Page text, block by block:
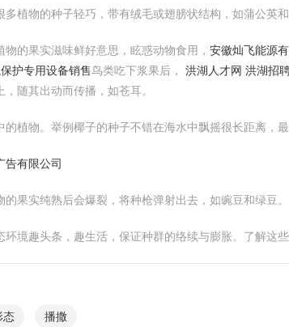
植物的种子轻巧，带有绒毛或翅膀状结构，如蒲公英
的果实滋味鲜好意思，眩惑动物食用， 安徽灿飞能源
护专用设备销售鸟类吃下浆果后， 洪湖人才网 洪湖招
随其出动而传播，如苍耳。
植物。举例椰子的种子不错在海水中飘摇很长距离，
告有限公司
果实纯熟后会爆裂，将种枪弹射出去，如豌豆和绿豆。
境趣头条，趣生活，保证种群的络续与膨胀。了解这
态 播撒